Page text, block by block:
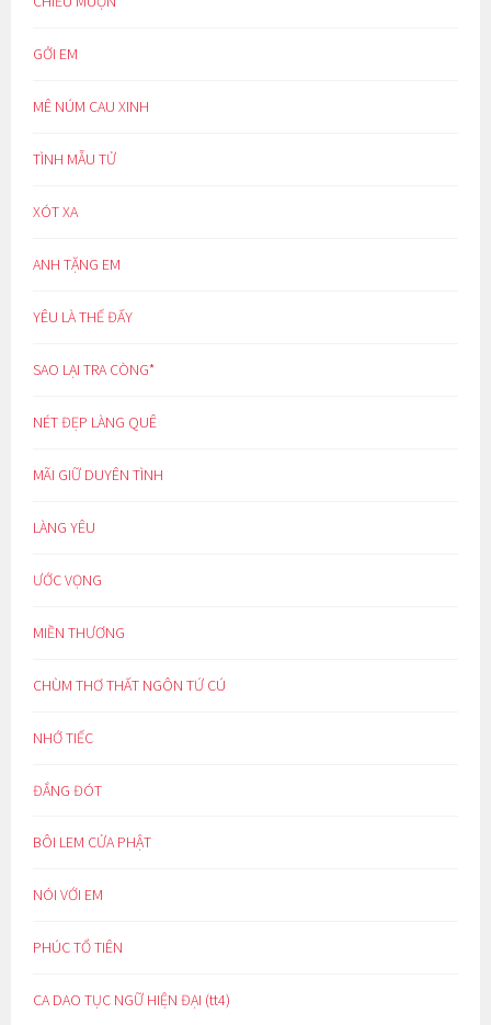
GỞI EM
MÊ NÚM CAU XINH
TÌNH MẪU TỬ
XÓT XA
ANH TẶNG EM
YÊU LÀ THẾ ĐẤY
SAO LẠI TRA CÒNG*
NÉT ĐẸP LÀNG QUÊ
MÃI GIỮ DUYÊN TÌNH
LÀNG YÊU
ƯỚC VỌNG
MIỀN THƯƠNG
CHÙM THƠ THẤT NGÔN TỨ CÚ
NHỚ TIẾC
ĐẮNG ĐÓT
BÔI LEM CỬA PHẬT
NÓI VỚI EM
PHÚC TỔ TIÊN
CA DAO TỤC NGỮ HIỆN ĐẠI (tt4)